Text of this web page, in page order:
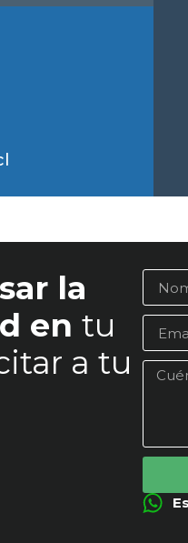
la
entu
a tu